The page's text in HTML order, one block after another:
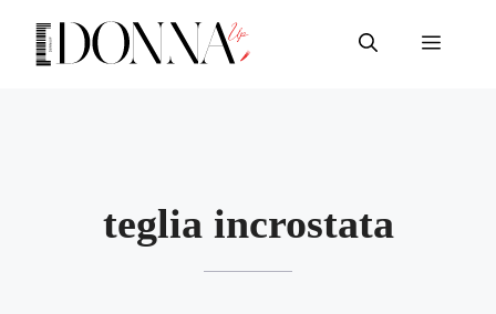
contenuto
Menu
teglia incrostata